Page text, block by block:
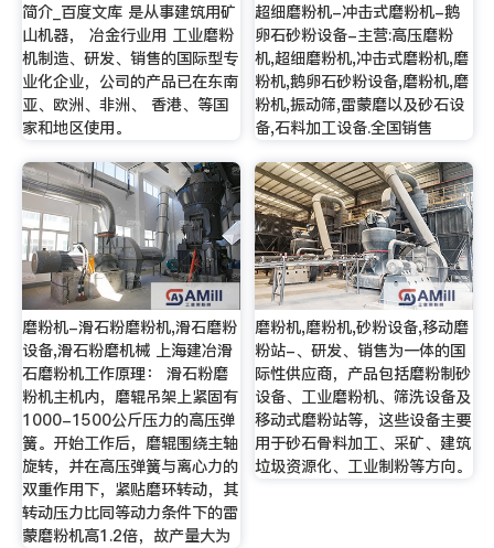
简介_百度文库 是从事建筑用矿
山机器， 冶金行业用 工业磨粉
机制造、研发、销售的国际型专
业化企业，公司的产品已在东南
亚、欧洲、非洲、 香港、等国
家和地区使用。
超细磨粉机-冲击式磨粉机-鹅
卵石砂粉设备-主营:高压磨粉
机,超细磨粉机,冲击式磨粉机,磨
粉机,鹅卵石砂粉设备,磨粉机,磨
粉机,振动筛,雷蒙磨以及砂石设
备,石料加工设备.全国销售
磨粉机-滑石粉磨粉机,滑石磨粉
设备,滑石粉磨机械 上海建冶滑
石磨粉机工作原理： 滑石粉磨
粉机主机内，磨辊吊架上紧固有
1000-1500公斤压力的高压弹
簧。开始工作后，磨辊围绕主轴
旋转，并在高压弹簧与离心力的
双重作用下，紧贴磨环转动，其
转动压力比同等动力条件下的雷
蒙磨粉机高1.2倍，故产量大为
磨粉机,磨粉机,砂粉设备,移动磨
粉站-、研发、销售为一体的国
际性供应商，产品包括磨粉制砂
设备、工业磨粉机、筛洗设备及
移动式磨粉站等，这些设备主要
用于砂石骨料加工、采矿、建筑
垃圾资源化、工业制粉等方向。